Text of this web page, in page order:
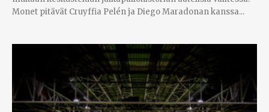
Monet pitävät Cruyffia Pelén ja Diego Maradonan kanssa...